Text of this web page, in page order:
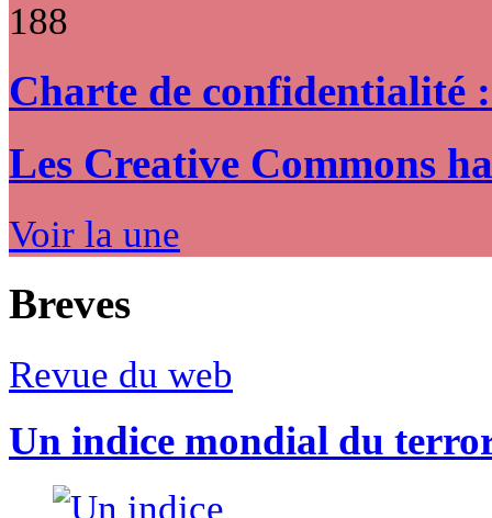
188
Charte de confidentialité
Les Creative Commons
Voir la une
Breves
Revue du web
Un indice mondial du